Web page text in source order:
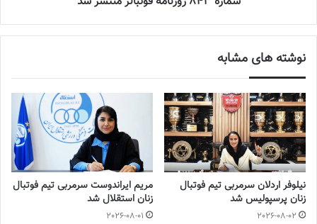
نوشته های مشابه
نیلوفر اردلان سرمربی تیم فوتبال
زنان پرسپولیس شد
2026-08-02
مریم ایراندوست سرمربی تیم فوتبال
زنان استقلال شد
2026-08-01